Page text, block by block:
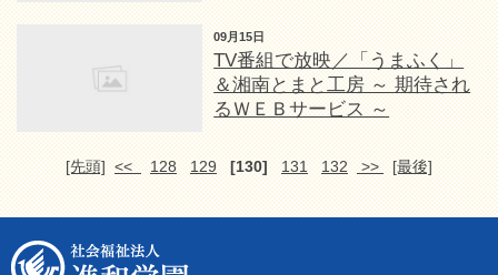
09月15日
TV番組で放映／「うまふく」
＆湘南とまと工房 ～ 期待され
るＷＥＢサービス ～
[先頭] << 128 129 [130] 131 132 >> [最後]